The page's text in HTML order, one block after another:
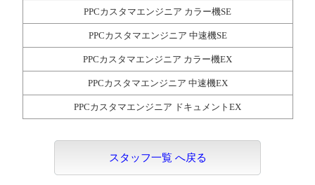
PPCカスタマエンジニア カラー機SE
PPCカスタマエンジニア 中速機SE
PPCカスタマエンジニア カラー機EX
PPCカスタマエンジニア 中速機EX
PPCカスタマエンジニア ドキュメントEX
スタッフ一覧 へ戻る